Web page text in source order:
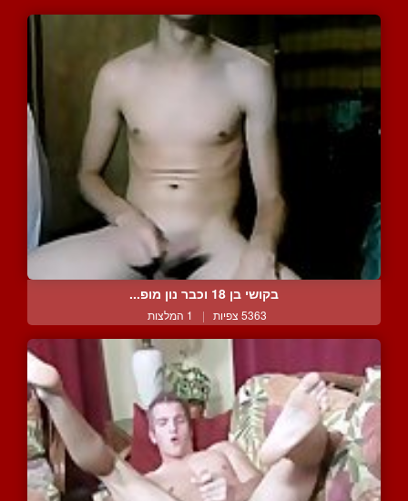
בקושי בן 18 וכבר נון מופ...
5363 צפיות | 1 המלצות